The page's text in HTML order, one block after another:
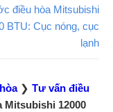
điều hòa Mitsubishi
BTU: Cục nóng, cục
lạnh
❯ Tư vấn điều
12000